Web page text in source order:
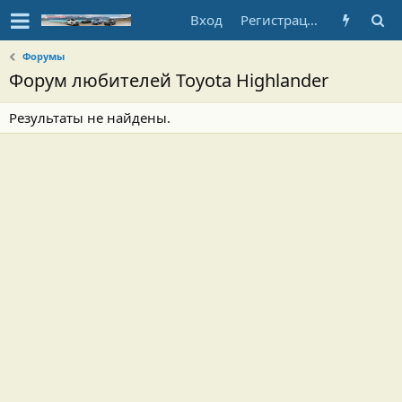
Вход Регистрация
Форумы
Форум любителей Toyota Highlander
Результаты не найдены.